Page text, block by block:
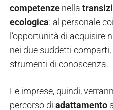
competenze nella
ecologica: al personale
l’opportunità di acquisire
nei due suddetti
strumenti di conoscenza.
Le imprese, quindi,
percorso di adattamento